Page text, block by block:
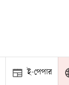
ই-পেপার